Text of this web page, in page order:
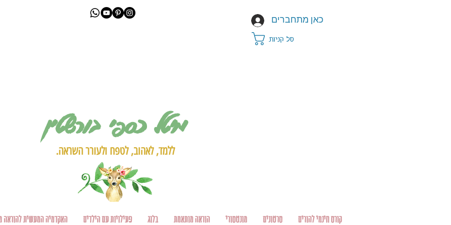
כאן מתחברים
סל קניות
מיטל כספי בורשטין
ללמד, לאהוב, לטפח ולעורר השראה.
האקדמיה המעשית להוראה פעילויות עם הילדים בלוג הוראה מותאמת מונטסורי סרטונים קורס חינמי להורים